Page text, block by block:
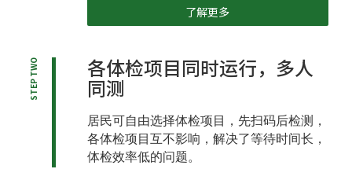
了解更多
STEP TWO 各体检项目同时运行，多人
同测
居民可自由选择体检项目，先扫码后检测，
各体检项目互不影响，解决了等待时间长，
体检效率低的问题。